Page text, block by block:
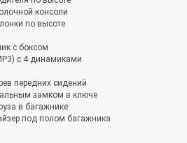
консоли
по высоте
с боксом
с 4 динамиками
передних сидений
замком в ключе
в багажнике
под полом багажника